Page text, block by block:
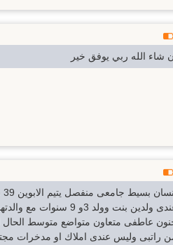
شاء الله ربي يوفق خير
عندى ولدين بنت وولد 3و 9 سنوات
عاطفى متعاون متواضع متوسط
راتبى وليس عندى املاك او مدخرات